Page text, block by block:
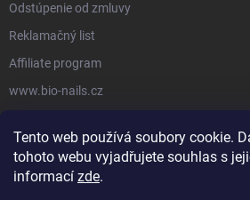
Tento web používá soubory cookie.
tohoto webu vyjadřujete souhlas s
informací zde.
Odstúpenie od zmluvy
Reklamačný list
Affiliate program
www.bio-nails.cz
FACEBOOK